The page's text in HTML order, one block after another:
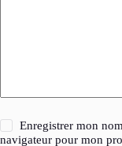
Enregistrer mon
navigateur pour mon